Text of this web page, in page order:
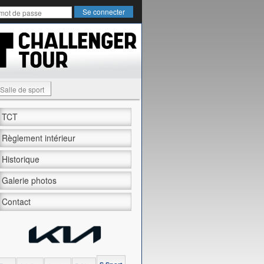
Salle de sport
Open 2024
TCT
Règlement intérieur
Historique
Galerie photos
Contact